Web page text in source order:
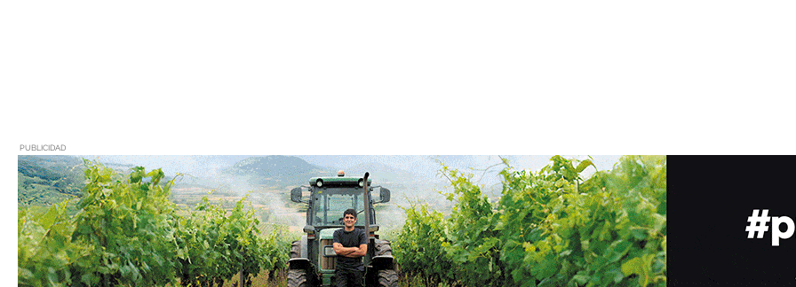
PUBLICIDAD